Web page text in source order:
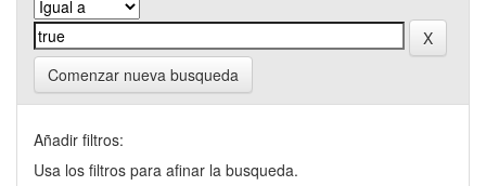
Comenzar nueva busqueda
Añadir filtros:
Usa los filtros para afinar la busqueda.